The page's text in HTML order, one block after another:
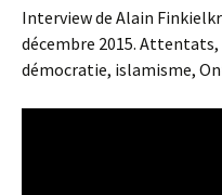
Interview de Alain
décembre 2015.
démocratie, islamisme,